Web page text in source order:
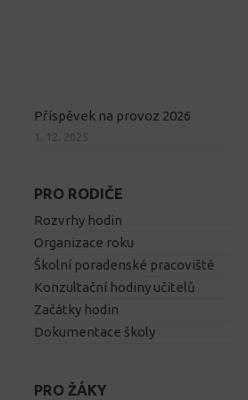
Příspěvek na provoz 2026
1. 12. 2025
PRO RODIČE
Rozvrhy hodin
Organizace roku
Školní poradenské pracoviště
Konzultační hodiny učitelů
Začátky hodin
Dokumentace školy
PRO ŽÁKY